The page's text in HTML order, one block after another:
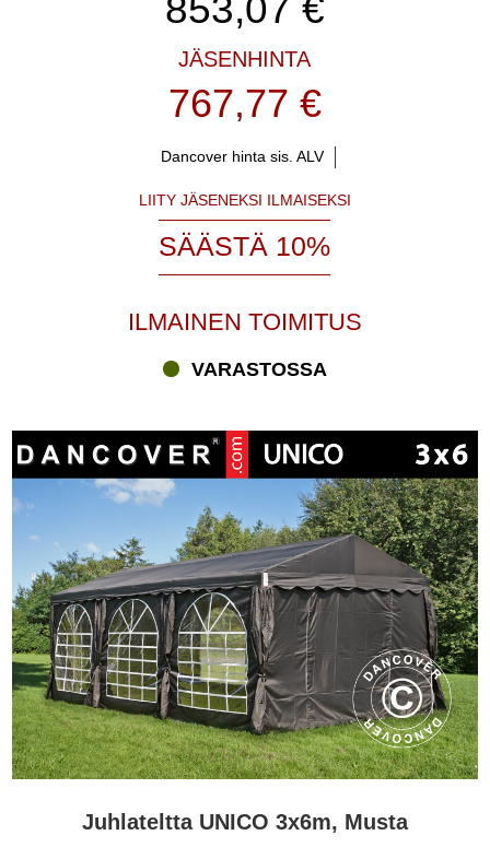
853,07 €
JÄSENHINTA
767,77 €
Dancover hinta sis. ALV
LIITY JÄSENEKSI ILMAISEKSI
SÄÄSTÄ 10%
ILMAINEN TOIMITUS
VARASTOSSA
Juhlateltta UNICO 3x6m, Musta